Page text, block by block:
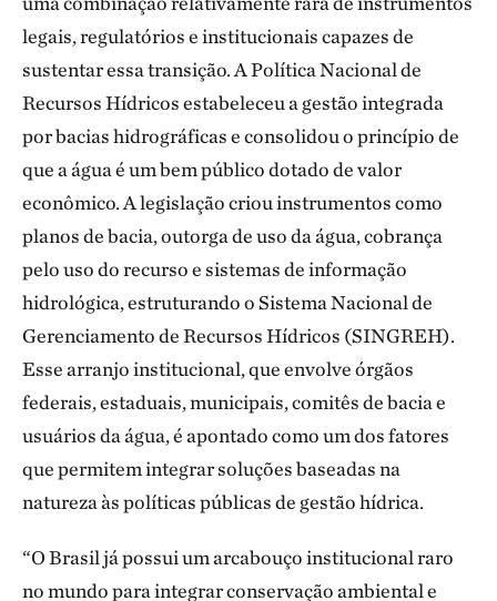
legais, regulatórios e institucionais capazes de
sustentar essa transição. A Política Nacional de
Recursos Hídricos estabeleceu a gestão integrada
por bacias hidrográficas e consolidou o princípio de
que a água é um bem público dotado de valor
econômico. A legislação criou instrumentos como
planos de bacia, outorga de uso da água, cobrança
pelo uso do recurso e sistemas de informação
hidrológica, estruturando o Sistema Nacional de
Gerenciamento de Recursos Hídricos (SINGREH).
Esse arranjo institucional, que envolve órgãos
federais, estaduais, municipais, comitês de bacia e
usuários da água, é apontado como um dos fatores
que permitem integrar soluções baseadas na
natureza às políticas públicas de gestão hídrica.
“O Brasil já possui um arcabouço institucional raro
no mundo para integrar conservação ambiental e